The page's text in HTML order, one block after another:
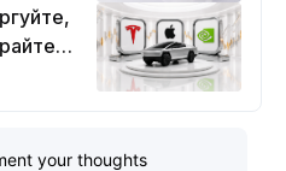
your thoughts